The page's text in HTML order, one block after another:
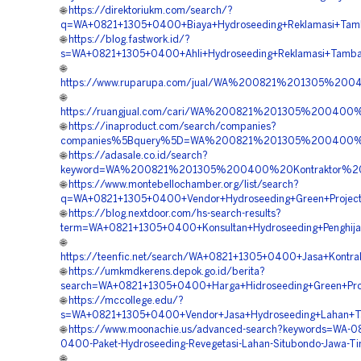
🌐 https://direktoriukm.com/search/?
🌐 https://blog.fastwork.id/?
🌐
https://www.ruparupa.com/jual/
🌐
https://ruangjual.com/cari/
🌐 https://inaproduct.com/search/companies?
🌐 https://adasale.co.id/search?
🌐 https://www.montebellochamber.org/list/search?
🌐 https://blog.nextdoor.com/hs-search-results?
🌐
https://teenfic.net/search/
🌐 https://umkmdkerens.depok.go.id/berita?
🌐 https://mccollege.edu/?
🌐 https://www.moonachie.us/advanced-search?keywords=WA-
0400-Paket-Hydroseeding-Revegetasi-Lahan-Situbondo-Jawa-
🌐